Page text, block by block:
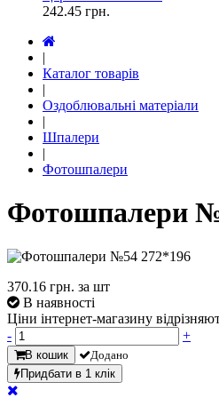
242.45 грн.
|
Каталог товарів
|
Оздоблювальні матеріали
|
Шпалери
|
Фотошпалери
Фотошпалери
370.16 грн. за шт
В наявності
Ціни інтернет-магазину
-
+
В кошик
Додано
Придбати в 1 клік